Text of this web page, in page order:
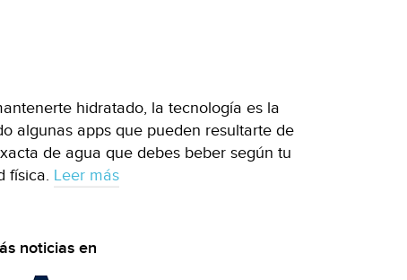
hidratado, la tecnología es la
algunas apps que pueden resultarte de
de agua que debes beber según tu
física. Leer más
noticias en